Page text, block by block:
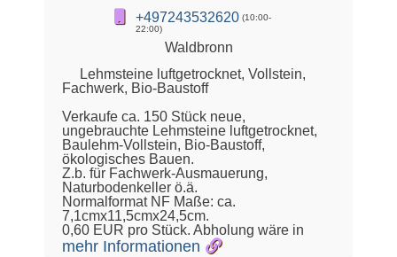
+497243532620 (10:00-
22:00)
Waldbronn
Lehmsteine luftgetrocknet, Vollstein,
Fachwerk, Bio-Baustoff
Verkaufe ca. 150 Stück neue,
ungebrauchte Lehmsteine luftgetrocknet,
Baulehm-Vollstein, Bio-Baustoff,
ökologisches Bauen.
Z.b. für Fachwerk-Ausmauerung,
Naturbodenkeller ö.ä.
Normalformat NF Maße: ca.
7,1cmx11,5cmx24,5cm.
0,60 EUR pro Stück. Abholung wäre in
mehr Informationen